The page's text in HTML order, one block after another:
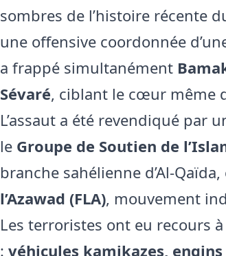
sombres de l’histoire récente
une offensive coordonnée
a frappé simultanément
Sévaré, ciblant le cœur même
L’assaut a été revendiqué par
le Groupe de Soutien de
branche sahélienne d’Al-Qaïda,
l’Azawad (FLA), mouvement
Les terroristes ont eu recours
: véhicules kamikazes,